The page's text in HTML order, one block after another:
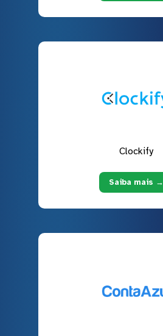
Clockify
Saiba mais →